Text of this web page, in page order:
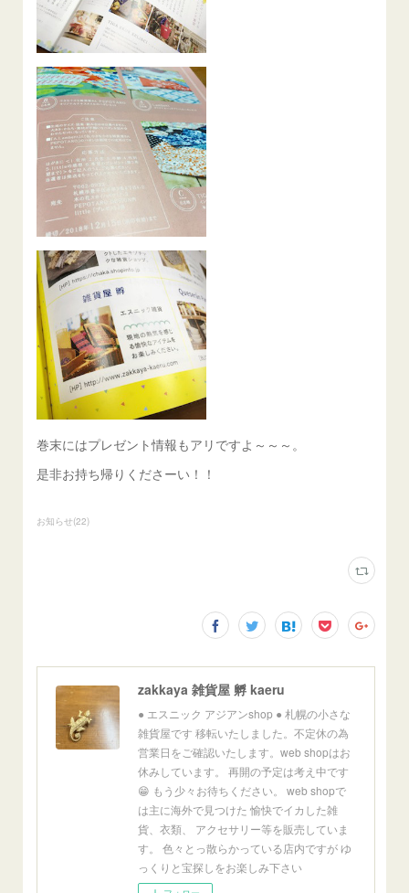
巻末にはプレゼント情報もアリですよ～～～。
是非お持ち帰りくださーい！！
お知らせ(22)
zakkaya 雑貨屋 孵 kaeru
● エスニック アジアンshop ● 札幌の小さな
雑貨屋です 移転いたしました。不定休の為
営業日をご確認いたします。web shopはお
休みしています。 再開の予定は考え中です
😁 もう少々お待ちください。 web shopで
は主に海外で見つけた 愉快でイカした雑
貨、衣類、 アクセサリー等を販売していま
す。 色々とっ散らかっている店内ですが ゆ
っくりと宝探しをお楽しみ下さい